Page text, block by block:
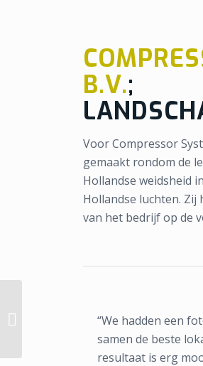
B.V.;
Voor Compressor
gemaakt rondom de
Hollandse weidsheid
Hollandse luchten.
van het bedrijf op de
“We hadden een
samen de beste
resultaat is erg